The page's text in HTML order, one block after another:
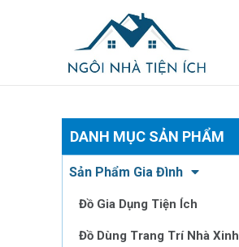
DANH MỤC SẢN PHẨM
Sản Phẩm Gia Đình
Đồ Gia Dụng Tiện Ích
Đồ Dùng Trang Trí Nhà Xinh